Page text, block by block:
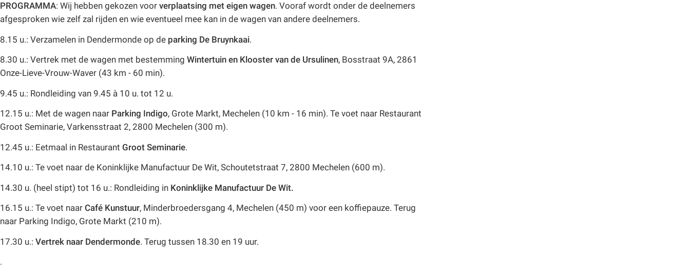
PROGRAMMA: Wij hebben gekozen voor verplaatsing met eigen wagen. Vooraf wordt onder de deelnemers
afgesproken wie zelf zal rijden en wie eventueel mee kan in de wagen van andere deelnemers.
8.15 u.: Verzamelen in Dendermonde op de parking De Bruynkaai.
8.30 u.: Vertrek met de wagen met bestemming Wintertuin en Klooster van de Ursulinen, Bosstraat 9A, 2861
Onze-Lieve-Vrouw-Waver (43 km - 60 min).
9.45 u.: Rondleiding van 9.45 à 10 u. tot 12 u.
12.15 u.: Met de wagen naar Parking Indigo, Grote Markt, Mechelen (10 km - 16 min). Te voet naar Restaurant
Groot Seminarie, Varkensstraat 2, 2800 Mechelen (300 m).
12.45 u.: Eetmaal in Restaurant Groot Seminarie.
14.10 u.: Te voet naar de Koninklijke Manufactuur De Wit, Schoutetstraat 7, 2800 Mechelen (600 m).
14.30 u. (heel stipt) tot 16 u.: Rondleiding in Koninklijke Manufactuur De Wit.
16.15 u.: Te voet naar Café Kunstuur, Minderbroedersgang 4, Mechelen (450 m) voor een koffiepauze. Terug
naar Parking Indigo, Grote Markt (210 m).
17.30 u.: Vertrek naar Dendermonde. Terug tussen 18.30 en 19 uur.
.